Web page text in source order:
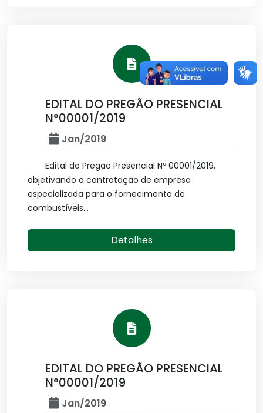
EDITAL DO PREGÃO PRESENCIAL
N°00001/2019
Jan/2019
Edital do Pregão Presencial Nº 00001/2019,
objetivando a contratação de empresa
especializada para o fornecimento de
combustíveis...
Detalhes
EDITAL DO PREGÃO PRESENCIAL
N°00001/2019
Jan/2019